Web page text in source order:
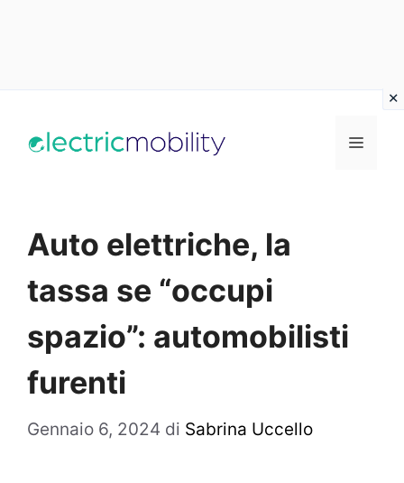
Menu
Auto elettriche, la
tassa se “occupi
spazio”: automobilisti
furenti
Gennaio 6, 2024 di Sabrina Uccello